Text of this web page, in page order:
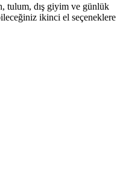
tulum, dış giyim ve günlük
ikinci el seçeneklere